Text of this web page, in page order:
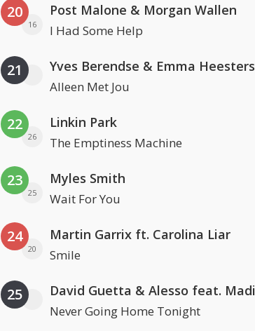
20
16
Post Malone & Morgan Wallen
I Had Some Help
21 Yves Berendse & Emma Heesters
Alleen Met Jou
22
26
Linkin Park
The Emptiness Machine
23
25
Myles Smith
Wait For You
24
20
Martin Garrix ft. Carolina Liar
Smile
25
Never Going Home Tonight